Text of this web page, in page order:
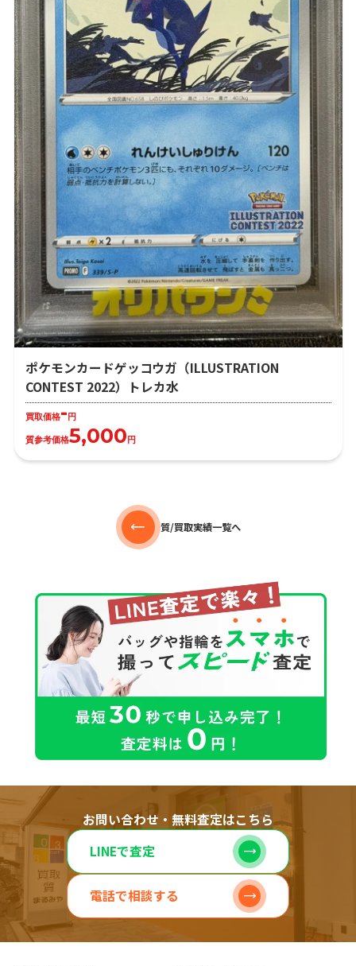
ポケモンカードゲッコウガ（ILLUSTRATION
CONTEST 2022）トレカ水
買取価格- 円
質参考価格5,000 円
質/買取実績一覧へ
お問い合わせ・無料査定はこちら
LINEで査定
電話で相談する